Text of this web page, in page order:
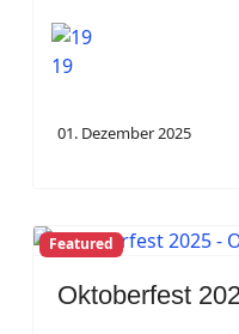
19
01. Dezember 2025
Featured
Oktoberfest